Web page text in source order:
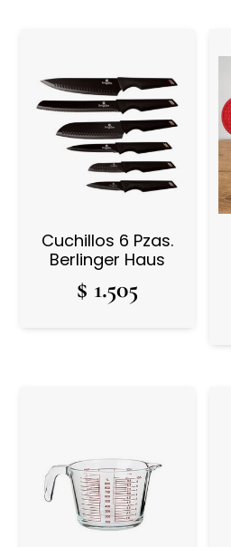
Cuchillos 6 Pzas.
Berlinger Haus
$ 1.505